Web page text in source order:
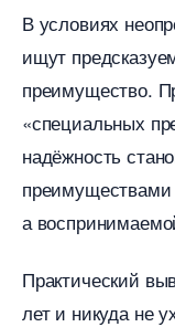
условиях
ищут
преимущество.
«специальных
надёжность
а
Практический
лет и никуда не